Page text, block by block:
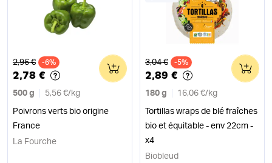
Ancien prix
2,96 € -6%
2,78 €
500 g 5,56 €/ kg
Poivrons verts bio origine
France
0
La Fourche
Ancien prix
3,04 € -5%
2,89 €
180 g 16,06 €/ kg
Tortillas wraps de blé fraîches
bio et équitable - env 22cm -
x4
0
Biobleud